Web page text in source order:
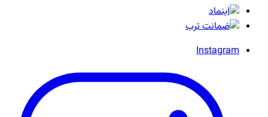
Instagram